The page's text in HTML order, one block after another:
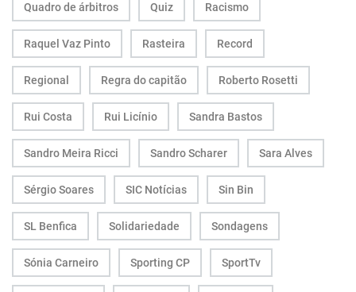
Quadro de árbitros Quiz Racismo
Raquel Vaz Pinto Rasteira Record
Regional Regra do capitão Roberto Rosetti
Rui Costa Rui Licínio Sandra Bastos
Sandro Meira Ricci Sandro Scharer Sara Alves
Sérgio Soares SIC Notícias Sin Bin
SL Benfica Solidariedade Sondagens
Sónia Carneiro Sporting CP SportTv